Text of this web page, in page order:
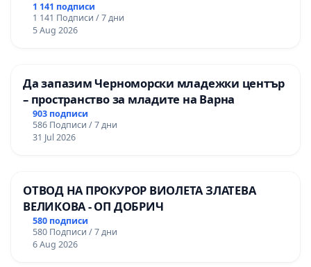
гимназия по промишлени технологии в
Професионалната гимназия по икономика и
мениджмънт – гр. Пазарджик
1 141 подписи
1 141 Подписи / 7 дни
5 Aug 2026
Да запазим Черноморски младежки център
– пространство за младите на Варна
903 подписи
586 Подписи / 7 дни
31 Jul 2026
ОТВОД НА ПРОКУРОР ВИОЛЕТА ЗЛАТЕВА
ВЕЛИКОВА - ОП ДОБРИЧ
580 подписи
580 Подписи / 7 дни
6 Aug 2026